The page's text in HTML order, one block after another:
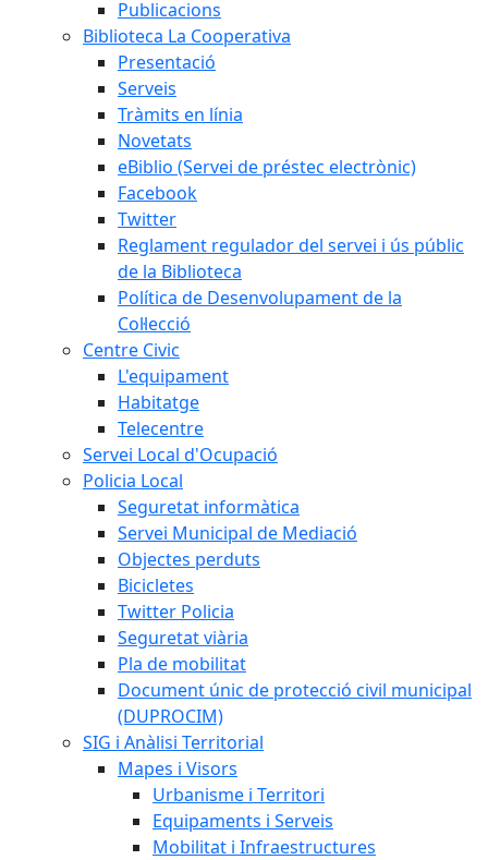
Publicacions
Biblioteca La Cooperativa
Presentació
Serveis
Tràmits en línia
Novetats
eBiblio (Servei de préstec electrònic)
Facebook
Twitter
Reglament regulador del servei i ús públic
de la Biblioteca
Política de Desenvolupament de la
Col·lecció
Centre Civic
L'equipament
Habitatge
Telecentre
Servei Local d'Ocupació
Policia Local
Seguretat informàtica
Servei Municipal de Mediació
Objectes perduts
Bicicletes
Twitter Policia
Seguretat viària
Pla de mobilitat
Document únic de protecció civil municipal
(DUPROCIM)
SIG i Anàlisi Territorial
Mapes i Visors
Urbanisme i Territori
Equipaments i Serveis
Mobilitat i Infraestructures